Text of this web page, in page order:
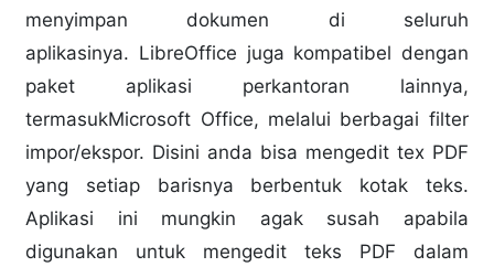
menyimpan dokumen di seluruh
aplikasinya. LibreOffice juga kompatibel dengan
paket aplikasi perkantoran lainnya,
termasukMicrosoft Office, melalui berbagai filter
impor/ekspor. Disini anda bisa mengedit tex PDF
yang setiap barisnya berbentuk kotak teks.
Aplikasi ini mungkin agak susah apabila
digunakan untuk mengedit teks PDF dalam